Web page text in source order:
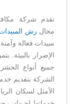
تقدم
شركة
مجال رش
مبيدات فعالة
الإضرار بالبيئة.
جميع أنواع
الشركة بتقديم
الأمثل لسكان